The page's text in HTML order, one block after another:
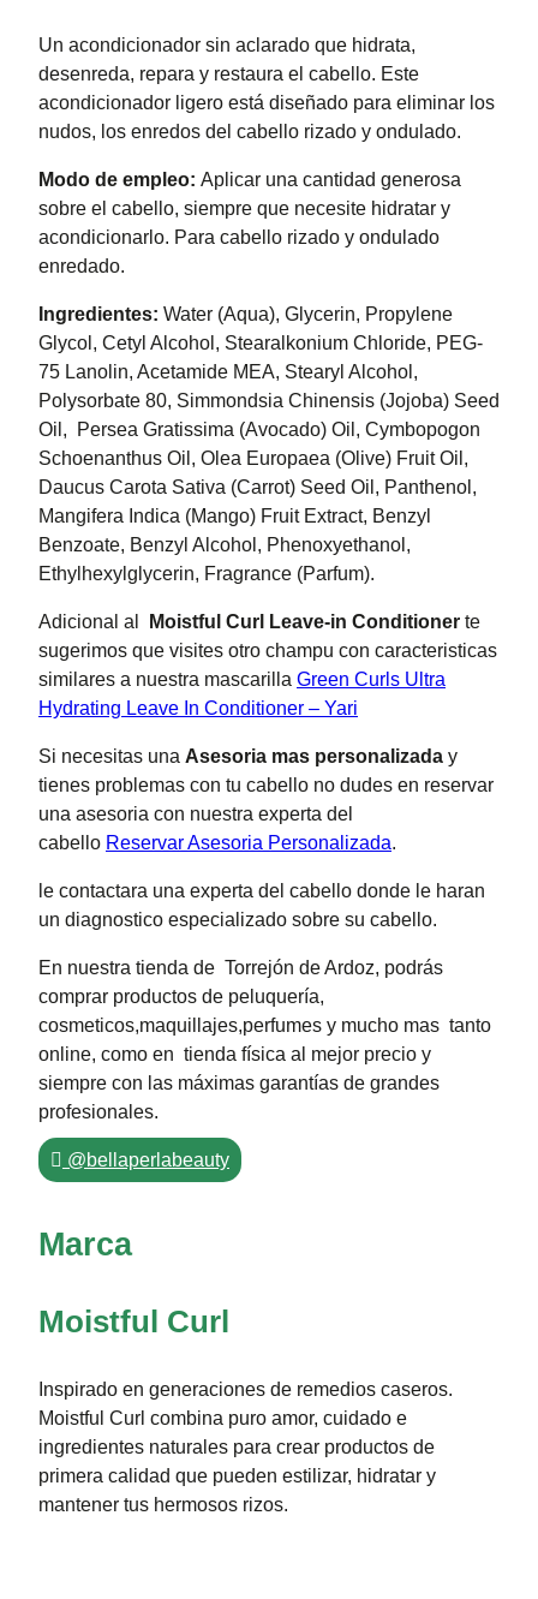
Un acondicionador sin aclarado que hidrata,
desenreda, repara y restaura el cabello. Este
acondicionador ligero está diseñado para eliminar los
nudos, los enredos del cabello rizado y ondulado.
Modo de empleo: Aplicar una cantidad generosa
sobre el cabello, siempre que necesite hidratar y
acondicionarlo. Para cabello rizado y ondulado
enredado.
Ingredientes: Water (Aqua), Glycerin, Propylene
Glycol, Cetyl Alcohol, Stearalkonium Chloride, PEG-
75 Lanolin, Acetamide MEA, Stearyl Alcohol,
Polysorbate 80, Simmondsia Chinensis (Jojoba) Seed
Oil, Persea Gratissima (Avocado) Oil, Cymbopogon
Schoenanthus Oil, Olea Europaea (Olive) Fruit Oil,
Daucus Carota Sativa (Carrot) Seed Oil, Panthenol,
Mangifera Indica (Mango) Fruit Extract, Benzyl
Benzoate, Benzyl Alcohol, Phenoxyethanol,
Ethylhexylglycerin, Fragrance (Parfum).
Adicional al Moistful Curl Leave-in Conditioner te
sugerimos que visites otro champu con caracteristicas
similares a nuestra mascarilla Green Curls Ultra
Hydrating Leave In Conditioner – Yari
Si necesitas una Asesoria mas personalizada y
tienes problemas con tu cabello no dudes en reservar
una asesoria con nuestra experta del
cabello Reservar Asesoria Personalizada.
le contactara una experta del cabello donde le haran
un diagnostico especializado sobre su cabello.
En nuestra tienda de Torrejón de Ardoz, podrás
comprar productos de peluquería,
cosmeticos,maquillajes,perfumes y mucho mas tanto
online, como en tienda física al mejor precio y
siempre con las máximas garantías de grandes
profesionales.
@bellaperlabeauty
Marca
Moistful Curl
Inspirado en generaciones de remedios caseros.
Moistful Curl combina puro amor, cuidado e
ingredientes naturales para crear productos de
primera calidad que pueden estilizar, hidratar y
mantener tus hermosos rizos.